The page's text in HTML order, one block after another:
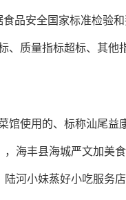
品安全国家标准检验
、质量指标超标、其
馆使用的、标称汕尾
，海丰县海城严文加美
陆河小妹蒸好小吃服